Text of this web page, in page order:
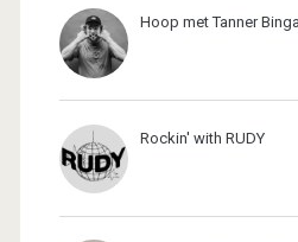
Hoop met Tanner
Rockin' with RUDY